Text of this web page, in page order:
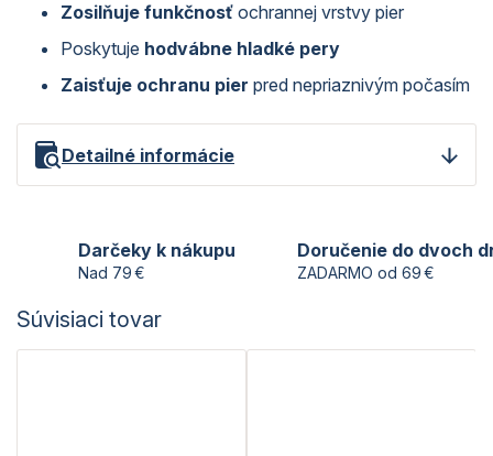
Zosilňuje funkčnosť ochrannej vrstvy pier
Poskytuje hodvábne hladké pery
Zaisťuje ochranu pier pred nepriaznivým počasím
Detailné informácie
Darčeky k nákupu
Nad 79 €
Doručenie do dvoch
ZADARMO od 69 €
Súvisiaci tovar